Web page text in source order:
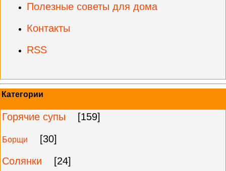
Полезные советы для дома
Контакты
RSS
Категории
Горячие супы [159]
Борщи
[30]
Солянки
[24]